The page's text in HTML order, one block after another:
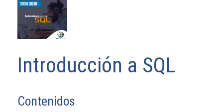
Introducción a SQL
Contenidos